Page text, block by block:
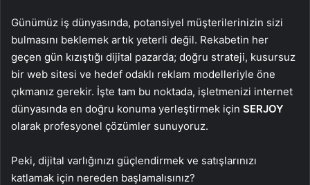
Günümüz iş dünyasında, potansiyel müşterilerinizin sizi
bulmasını beklemek artık yeterli değil. Rekabetin her
geçen gün kızıştığı dijital pazarda; doğru strateji, kusursuz
bir web sitesi ve hedef odaklı reklam modelleriyle öne
çıkmanız gerekir. İşte tam bu noktada, işletmenizi internet
dünyasında en doğru konuma yerleştirmek için SERJOY
olarak profesyonel çözümler sunuyoruz.
Peki, dijital varlığınızı güçlendirmek ve satışlarınızı
katlamak için nereden başlamalısınız?